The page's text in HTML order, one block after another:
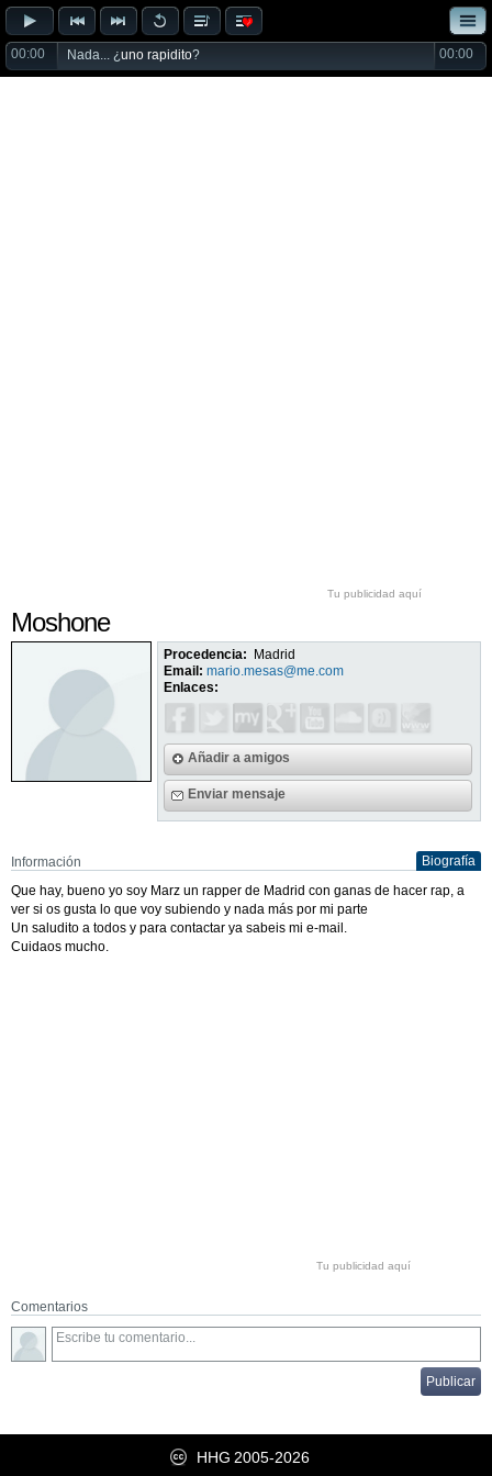
00:00 Nada... ¿uno rapidito? 00:00
Tu publicidad aquí
Moshone
Procedencia:
Madrid
Email: mario.mesas@me.com
Enlaces:
Añadir a amigos
Enviar mensaje
Información
Biografía
Que hay, bueno yo soy Marz un rapper de Madrid con ganas de hacer rap, a
ver si os gusta lo que voy subiendo y nada más por mi parte
Un saludito a todos y para contactar ya sabeis mi e-mail.
Cuidaos mucho.
Tu publicidad aquí
Comentarios
HHG 2005-2026